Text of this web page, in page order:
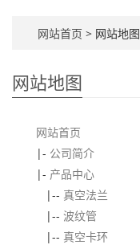
网站首页 > 网站地图
网站地图
网站首页
|- 公司简介
|- 产品中心
|-- 真空法兰
|-- 波纹管
|-- 真空卡环